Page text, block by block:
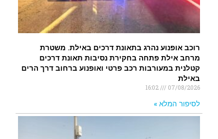
רוכב אופנוע נהרג בתאונת דרכים באילת. משטרת
מרחב אילת פתחה בחקירת נסיבות תאונת דרכים
קטלנית במעורבות רכב פרטי ואופנוע ברחוב דרך הרים
באילת
07/08/2026
16:02
לסיפור המלא »